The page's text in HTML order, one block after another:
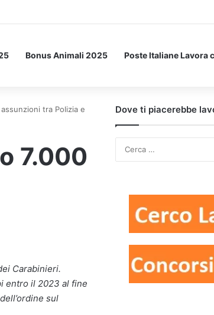
Bonus Animali 2025 Poste Italiane Lavora
tra Polizia e
7.000
Carabinieri.
entro il 2023 al fine
sul
Dove ti piacerebbe